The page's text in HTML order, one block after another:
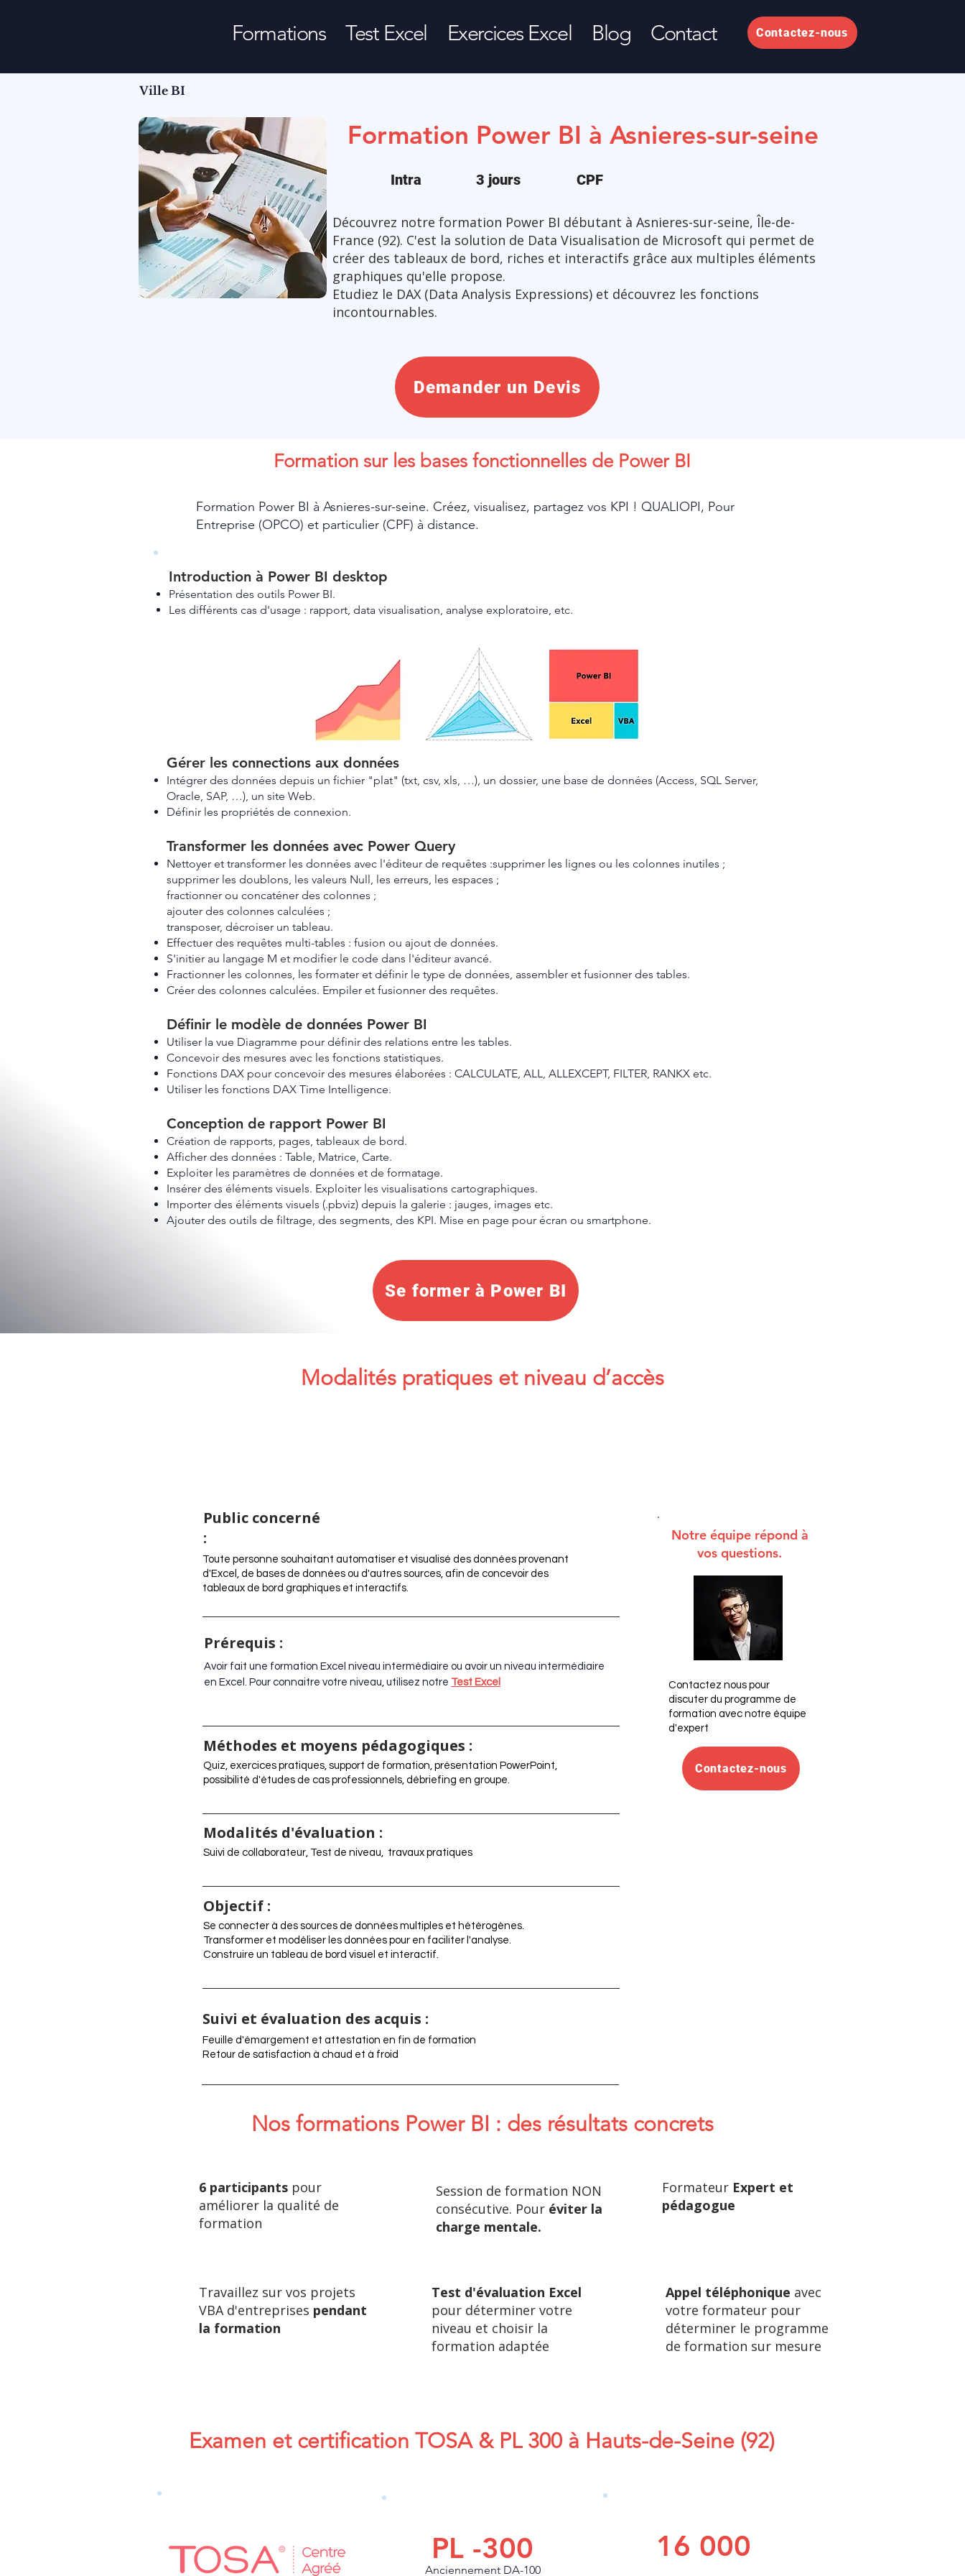
Formations Test Excel Exercices Excel Blog Contact Contactez-nous
Ville BI
Formation Power BI à Asnieres-sur-seine
Intra 3 jours CPF
Découvrez notre formation Power BI débutant à Asnieres-sur-seine, Île-de-
France (92). C'est la solution de Data Visualisation de Microsoft qui permet de
créer des tableaux de bord, riches et interactifs grâce aux multiples éléments
graphiques qu'elle propose.
Etudiez le DAX (Data Analysis Expressions) et découvrez les fonctions
incontournables.
Demander un Devis
Formation sur les bases fonctionnelles de Power BI
Formation Power BI à Asnieres-sur-seine. Créez, visualisez, partagez vos KPI ! QUALIOPI, Pour
Entreprise (OPCO) et particulier (CPF) à distance.
Introduction à Power BI desktop
Présentation des outils Power BI.
Les différents cas d'usage : rapport, data visualisation, analyse exploratoire, etc.
Gérer les connections aux données
Intégrer des données depuis un fichier "plat" (txt, csv, xls, …), un dossier, une base de données (Access, SQL Server,
Oracle, SAP, …), un site Web.
Définir les propriétés de connexion.
Transformer les données avec Power Query
Nettoyer et transformer les données avec l'éditeur de requêtes :supprimer les lignes ou les colonnes inutiles ;
supprimer les doublons, les valeurs Null, les erreurs, les espaces ;
fractionner ou concaténer des colonnes ;
ajouter des colonnes calculées ;
transposer, décroiser un tableau.
Effectuer des requêtes multi-tables : fusion ou ajout de données.
S'initier au langage M et modifier le code dans l'éditeur avancé.
Fractionner les colonnes, les formater et définir le type de données, assembler et fusionner des tables.
Créer des colonnes calculées. Empiler et fusionner des requêtes.
Définir le modèle de données Power BI
Utiliser la vue Diagramme pour définir des relations entre les tables.
Concevoir des mesures avec les fonctions statistiques.
Fonctions DAX pour concevoir des mesures élaborées : CALCULATE, ALL, ALLEXCEPT, FILTER, RANKX etc.
Utiliser les fonctions DAX Time Intelligence.
Conception de rapport Power BI
Création de rapports, pages, tableaux de bord.
Afficher des données : Table, Matrice, Carte.
Exploiter les paramètres de données et de formatage.
Insérer des éléments visuels. Exploiter les visualisations cartographiques.
Importer des éléments visuels (.pbviz) depuis la galerie : jauges, images etc.
Ajouter des outils de filtrage, des segments, des KPI. Mise en page pour écran ou smartphone.
Se former à Power BI
Modalités pratiques et niveau d’accès
Public concerné
:
Toute personne souhaitant automatiser et visualisé des données provenant
d'Excel, de bases de données ou d'autres sources, afin de concevoir des
tableaux de bord graphiques et interactifs.
Prérequis :
Avoir fait une formation Excel niveau intermédiaire ou avoir un niveau intermédiaire
en Excel. Pour connaitre votre niveau, utilisez notre Test Excel
Méthodes et moyens pédagogiques :
Quiz, exercices pratiques, support de formation, présentation PowerPoint,
possibilité d'études de cas professionnels, débriefing en groupe.
Modalités d'évaluation :
Suivi de collaborateur, Test de niveau, travaux pratiques
Objectif :
Se connecter à des sources de données multiples et hétérogènes.
Transformer et modéliser les données pour en faciliter l'analyse.
Construire un tableau de bord visuel et interactif.
Suivi et évaluation des acquis :
Feuille d'émargement et attestation en fin de formation
Retour de satisfaction à chaud et à froid
Notre équipe répond à
vos questions.
Contactez nous pour
discuter du programme de
formation avec notre équipe
d'expert
Contactez-nous
Nos formations Power BI : des résultats concrets
6 participants pour
améliorer la qualité de
formation
Session de formation NON
consécutive. Pour éviter la
charge mentale.
Formateur Expert et
pédagogue
Travaillez sur vos projets
VBA d'entreprises pendant
la formation
Test d'évaluation Excel
pour déterminer votre
niveau et choisir la
formation adaptée
Appel téléphonique avec
votre formateur pour
déterminer le programme
de formation sur mesure
Examen et certification TOSA & PL 300 à Hauts-de-Seine (92)
PL -300
Anciennement DA-100
16 000